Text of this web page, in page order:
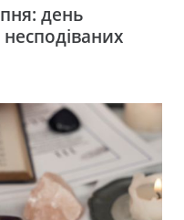
день